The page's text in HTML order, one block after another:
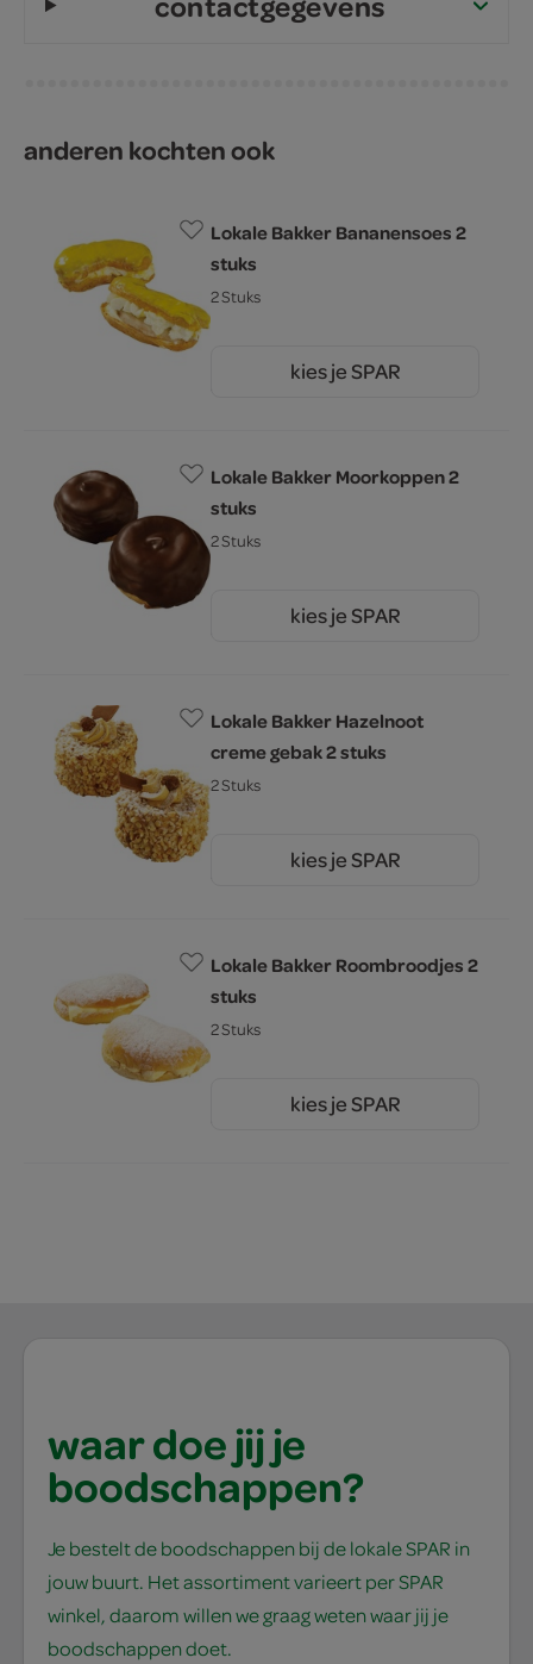
anderen kochten ook
Lokale Bakker Bananensoes 2
stuks
2 Stuks
kies je SPAR
Lokale Bakker Moorkoppen 2
stuks
2 Stuks
kies je SPAR
Lokale Bakker Hazelnoot
creme gebak 2 stuks
2 Stuks
kies je SPAR
Lokale Bakker Roombroodjes 2
stuks
2 Stuks
kies je SPAR
waar doe jij je
boodschappen?
Je bestelt de boodschappen bij de lokale SPAR in
jouw buurt. Het assortiment varieert per SPAR
winkel, daarom willen we graag weten waar jij je
boodschappen doet.